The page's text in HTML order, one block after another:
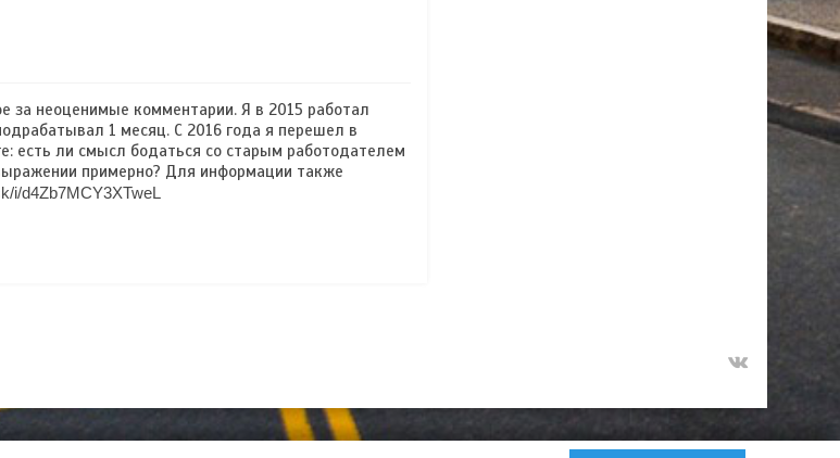
неоценимые комментарии. Я в 2015 работал
1 месяц. С 2016 года я перешел в
есть ли смысл бодаться со старым работодателем
примерно? Для информации также
i/d4Zb7MCY3XTweL